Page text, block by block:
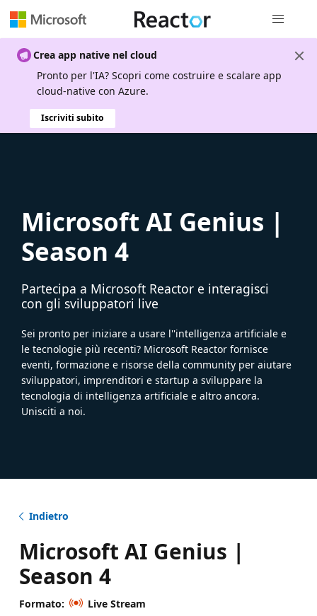
Crea app native nel cloud
Pronto per l'IA? Scopri come costruire e scalare app
cloud-native con Azure.
Iscriviti subito
Microsoft AI Genius |
Season 4
Partecipa a Microsoft Reactor e interagisci
con gli sviluppatori live
Sei pronto per iniziare a usare l''intelligenza artificiale e
le tecnologie più recenti? Microsoft Reactor fornisce
eventi, formazione e risorse della community per aiutare
sviluppatori, imprenditori e startup a sviluppare la
tecnologia di intelligenza artificiale e altro ancora.
Unisciti a noi.
Indietro
Microsoft AI Genius |
Season 4
Formato:
Live Stream